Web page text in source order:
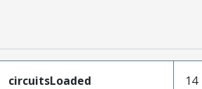
circuitsLoaded 14